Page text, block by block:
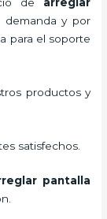
demanda y por
para el soporte
productos y
satisfechos.
pantalla